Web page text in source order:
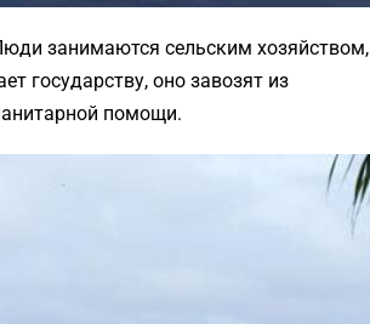
занимаются сельским хозяйством,
государству, оно завозят из
помощи.